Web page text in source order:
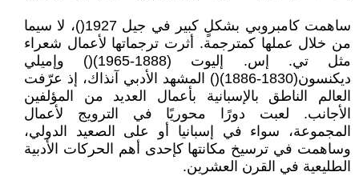
ساهمت كامبروبي بشكلٍ كبير في جيل 1927()، لا سيما
من خلال عملها كمترجمة. أثرت ترجماتها لأعمال شعراء
مثل تي. إس. إليوت (1888-1965)() وإميلي
ديكنسون(1830-1886)() المشهد الأدبي آنذاك، إذ عرّفت
العالم الناطق بالإسبانية بأعمال العديد من المؤلفين
الأجانب. لعبت دورًا محوريًا في الترويج لأعمال
المجموعة، سواء في إسبانيا أو على الصعيد الدولي،
وساهمت في ترسيخ مكانتها كإحدى أهم الحركات الأدبية
الطليعية في القرن العشرين.